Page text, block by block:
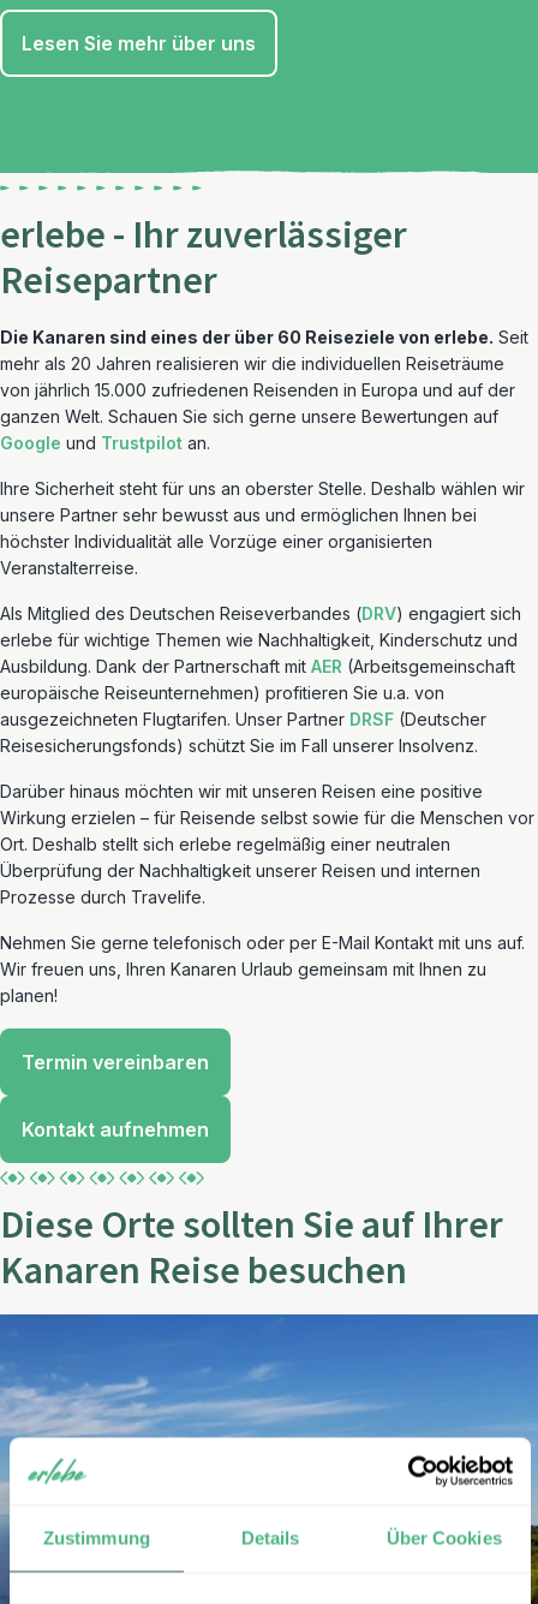
Zustimmung Details Über Cookies
Lesen Sie mehr über uns
erlebe - Ihr zuverlässiger
Reisepartner
Die Kanaren sind eines der über 60 Reiseziele von erlebe. Seit
mehr als 20 Jahren realisieren wir die individuellen Reiseträume
von jährlich 15.000 zufriedenen Reisenden in Europa und auf der
ganzen Welt. Schauen Sie sich gerne unsere Bewertungen auf
Google und Trustpilot an.
Ihre Sicherheit steht für uns an oberster Stelle. Deshalb wählen wir
unsere Partner sehr bewusst aus und ermöglichen Ihnen bei
höchster Individualität alle Vorzüge einer organisierten
Veranstalterreise.
Als Mitglied des Deutschen Reiseverbandes (DRV) engagiert sich
erlebe für wichtige Themen wie Nachhaltigkeit, Kinderschutz und
Ausbildung. Dank der Partnerschaft mit AER (Arbeitsgemeinschaft
europäische Reiseunternehmen) profitieren Sie u.a. von
ausgezeichneten Flugtarifen. Unser Partner DRSF (Deutscher
Reisesicherungsfonds) schützt Sie im Fall unserer Insolvenz.
Darüber hinaus möchten wir mit unseren Reisen eine positive
Wirkung erzielen – für Reisende selbst sowie für die Menschen vor
Ort. Deshalb stellt sich erlebe regelmäßig einer neutralen
Überprüfung der Nachhaltigkeit unserer Reisen und internen
Prozesse durch Travelife.
Nehmen Sie gerne telefonisch oder per E-Mail Kontakt mit uns auf.
Wir freuen uns, Ihren Kanaren Urlaub gemeinsam mit Ihnen zu
planen!
Termin vereinbaren
Kontakt aufnehmen
Diese Orte sollten Sie auf Ihrer
Kanaren Reise besuchen